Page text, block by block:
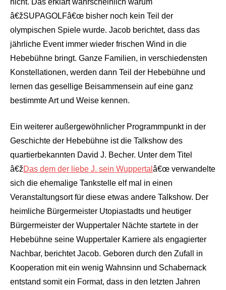
nicht. Das erklärt wahrscheinlich warum
â€žSUPAGOLFâ€œ bisher noch kein Teil der
olympischen Spiele wurde. Jacob berichtet, dass das
jährliche Event immer wieder frischen Wind in die
Hebebühne bringt. Ganze Familien, in verschiedensten
Konstellationen, werden dann Teil der Hebebühne und
lernen das gesellige Beisammensein auf eine ganz
bestimmte Art und Weise kennen.
Ein weiterer außergewöhnlicher Programmpunkt in der
Geschichte der Hebebühne ist die Talkshow des
quartierbekannten David J. Becher. Unter dem Titel
â€žDas dem der liebe J. sein Wuppertal â€œ verwandelte
sich die ehemalige Tankstelle elf mal in einen
Veranstaltungsort für diese etwas andere Talkshow. Der
heimliche Bürgermeister Utopiastadts und heutiger
Bürgermeister der Wuppertaler Nächte startete in der
Hebebühne seine Wuppertaler Karriere als engagierter
Nachbar, berichtet Jacob. Geboren durch den Zufall in
Kooperation mit ein wenig Wahnsinn und Schabernack
entstand somit ein Format, dass in den letzten Jahren